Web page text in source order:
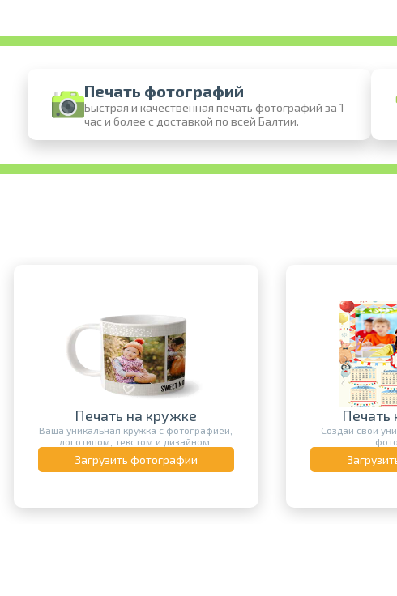
Печать фотографий
Быстрая и качественная печать фотографий за 1
час и более с доставкой по всей Балтии.
Печать календарей
Создай свой уникальный календарь с
фотографией.
Загрузить фотографии
Оригинальный
на